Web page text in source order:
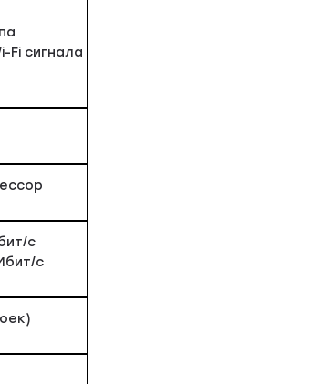
Fi сигнала
с
с